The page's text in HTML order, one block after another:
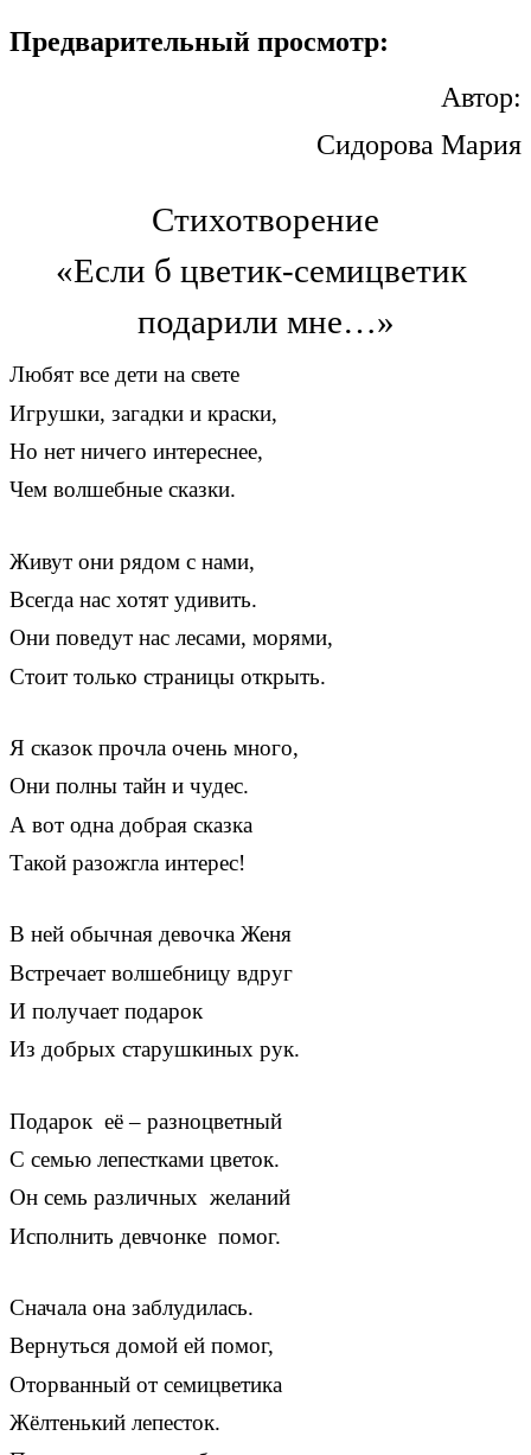
Предварительный просмотр:
Автор:
Сидорова Мария
Стихотворение
«Если б цветик-семицветик
подарили мне…»
Любят все дети на свете
Игрушки, загадки и краски,
Но нет ничего интереснее,
Чем волшебные сказки.
Живут они рядом с нами,
Всегда нас хотят удивить.
Они поведут нас лесами, морями,
Стоит только страницы открыть.
Я сказок прочла очень много,
Они полны тайн и чудес.
А вот одна добрая сказка
Такой разожгла интерес!
В ней обычная девочка Женя
Встречает волшебницу вдруг
И получает подарок
Из добрых старушкиных рук.
Подарок её – разноцветный
С семью лепестками цветок.
Он семь различных желаний
Исполнить девчонке помог.
Сначала она заблудилась.
Вернуться домой ей помог,
Оторванный от семицветика
Жёлтенький лепесток.